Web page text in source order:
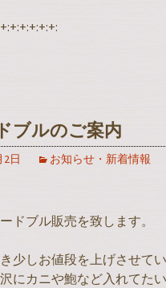
ブルのご案内
2日 お知らせ・新着情報
ドブル販売を致します。
少しお値段を上げさせて
にカニや鮑など入れてた